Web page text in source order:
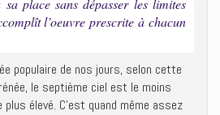
place sans dépasser les limites
l’oeuvre prescrite à chacun
populaire de nos jours, selon cette
le septième ciel est le moins
élevé. C’est quand même assez